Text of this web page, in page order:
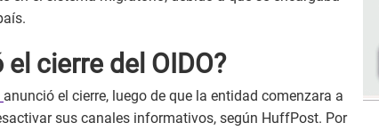
cierre del OIDO?
anunció el cierre, luego de que la entidad comenzara a
sus canales informativos, según HuffPost. Por